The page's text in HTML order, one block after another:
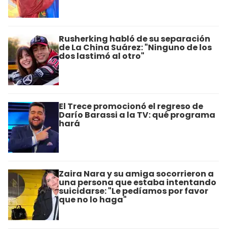
Rusherking habló de su separación
de La China Suárez: "Ninguno de los
dos lastimó al otro"
El Trece promocionó el regreso de
Darío Barassi a la TV: qué programa
hará
Zaira Nara y su amiga socorrieron a
una persona que estaba intentando
suicidarse: "Le pedíamos por favor
que no lo haga"